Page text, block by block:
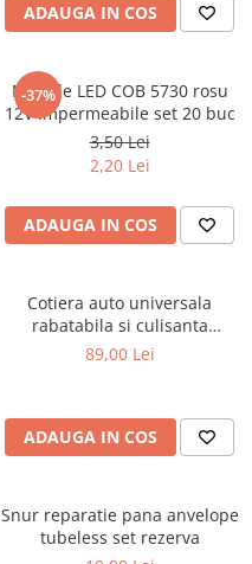
ADAUGA IN COS
-37%
Module LED COB 5730 rosu
12V impermeabile set 20 buc
3,50 Lei
2,20 Lei
ADAUGA IN COS
Cotiera auto universala
rabatabila si culisanta
reglabila neagra
89,00 Lei
ADAUGA IN COS
Snur reparatie pana anvelope
tubeless set rezerva